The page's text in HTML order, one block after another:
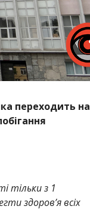
переходить на
тільки з 1
здоров’я всіх